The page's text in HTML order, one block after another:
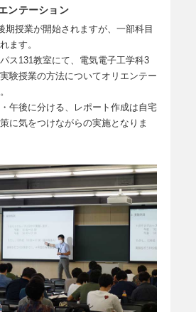
ンテーション
期授業が開始されますが、一部科目
ます。
ス131教室にて、電気電子工学科3
験授業の方法についてオリエンテー
午後に分ける、レポート作成は自宅
に気をつけながらの実施となりま